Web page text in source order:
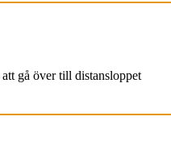
gå över till distansloppet